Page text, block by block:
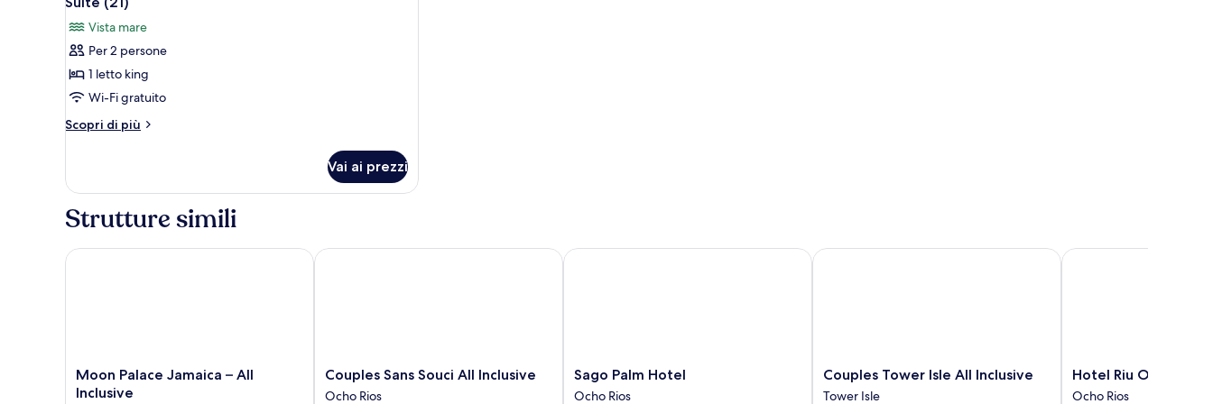
tutte
le
foto
per
Suite
(21)
Vista mare
Per 2 persone
1 letto king
Wi-Fi gratuito
Scopri di più
Altri
(21)
Vai ai prezzi
Strutture simili
Moon
Palace
Moon Palace Jamaica – All
Inclusive
Moon Palace Jamaica – All Inclusive
Couples
Sans
Couples Sans Souci All Inclusive
Ocho Rios
Couples Sans Souci All Inclusive
Sago
Palm
Sago Palm Hotel
Ocho Rios
Sago Palm Hotel
Couples
Tower
Couples Tower Isle All Inclusive
Tower Isle
Couples Tower Isle All Inclusive
Hotel
Riu
Hotel Riu Ocho Rios
Ocho Rios
Hotel Riu Ocho Rios -